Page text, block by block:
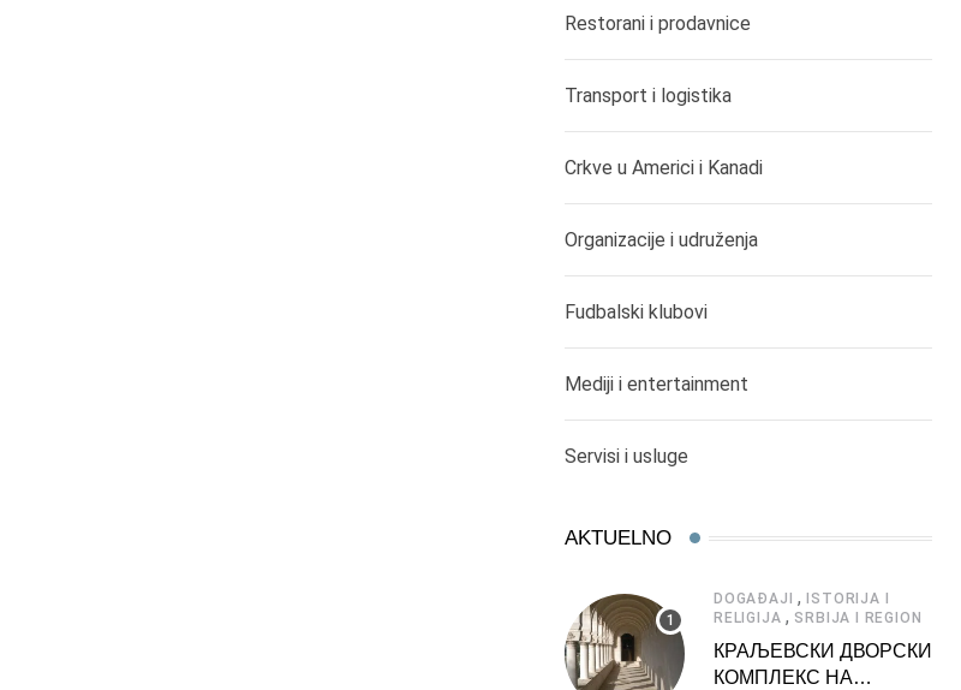
Restorani i prodavnice
Transport i logistika
Crkve u Americi i Kanadi
Organizacije i udruženja
Fudbalski klubovi
Mediji i entertainment
Servisi i usluge
AKTUELNO
DOGAĐAJI , ISTORIJA I
RELIGIJA , SRBIJA I REGION
КРАЉЕВСКИ ДВОРСКИ
КОМПЛЕКС НА